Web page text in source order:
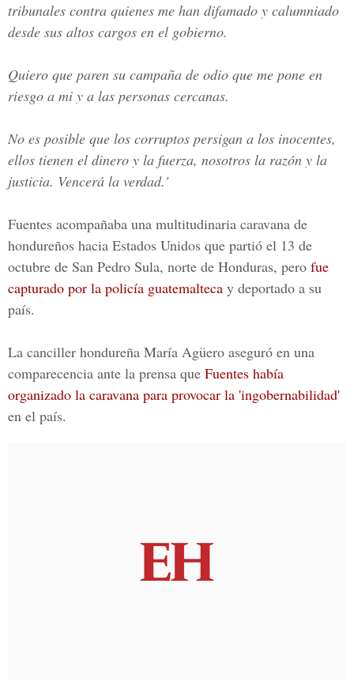
tribunales contra quienes me han difamado y calumniado
desde sus altos cargos en el gobierno.
Quiero que paren su campaña de odio que me pone en
riesgo a mi y a las personas cercanas.
No es posible que los corruptos persigan a los inocentes,
ellos tienen el dinero y la fuerza, nosotros la razón y la
justicia. Vencerá la verdad.'
Fuentes acompañaba una multitudinaria caravana de
hondureños hacia Estados Unidos que partió el 13 de
octubre de San Pedro Sula, norte de Honduras, pero fue
capturado por la policía guatemalteca y deportado a su
país.
La canciller hondureña María Agüero aseguró en una
comparecencia ante la prensa que Fuentes había
organizado la caravana para provocar la 'ingobernabilidad'
en el país.